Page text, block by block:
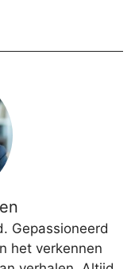
Gepassioneerd
het verkennen